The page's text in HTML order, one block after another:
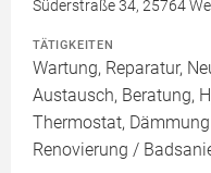
Süderstraße 34, 25764
TÄTIGKEITEN
Wartung, Reparatur,
Austausch, Beratung,
Thermostat,
Renovierung /